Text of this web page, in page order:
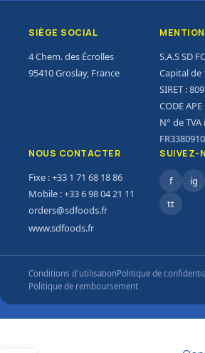
SIÈGE SOCIAL
4 Chem. des Écrolles
95410 Groslay, France
S.A.S SD
Capital de
SIRET :
CODE
N° de
NOUS CONTACTER
Fixe : +33 1 71 68 18 86
Mobile : +33 6 98 04 21 11
orders@sdfoods.fr
www.sdfoods.fr
SUIVEZ-
f ig
tt
Conditions d'utilisationPolitique de
Politique de remboursement